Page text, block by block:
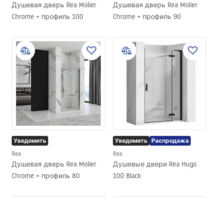
Душевая дверь Rea Molier
Chrome + профиль 100
Душевая дверь Rea Molier
Chrome + профиль 90
Уведомить
Rea
Душевая дверь Rea Molier
Chrome + профиль 80
Уведомить Распродажа
Rea
Душевые двери Rea Hugo
100 Black